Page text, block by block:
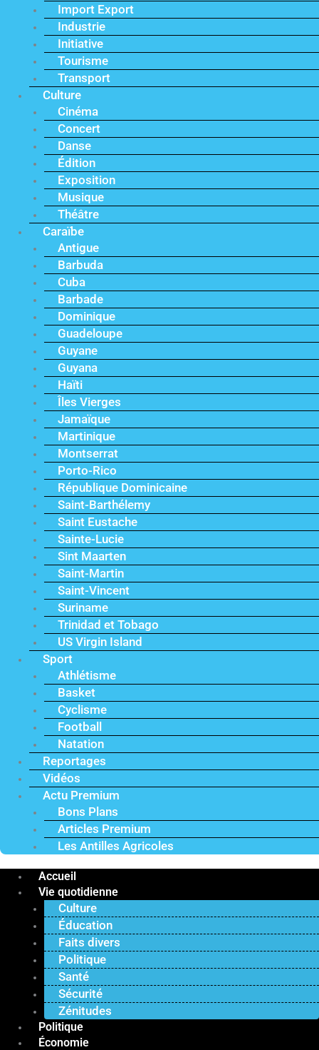
Import Export
Industrie
Initiative
Tourisme
Transport
Culture
Cinéma
Concert
Danse
Édition
Exposition
Musique
Théâtre
Caraïbe
Antigue
Barbuda
Cuba
Barbade
Dominique
Guadeloupe
Guyane
Guyana
Haïti
Îles Vierges
Jamaïque
Martinique
Montserrat
Porto-Rico
République Dominicaine
Saint-Barthélemy
Saint Eustache
Sainte-Lucie
Sint Maarten
Saint-Martin
Saint-Vincent
Suriname
Trinidad et Tobago
US Virgin Island
Sport
Athlétisme
Basket
Cyclisme
Football
Natation
Reportages
Vidéos
Actu Premium
Bons Plans
Articles Premium
Les Antilles Agricoles
Accueil
Vie quotidienne
Culture
Éducation
Faits divers
Politique
Santé
Sécurité
Zénitudes
Politique
Économie